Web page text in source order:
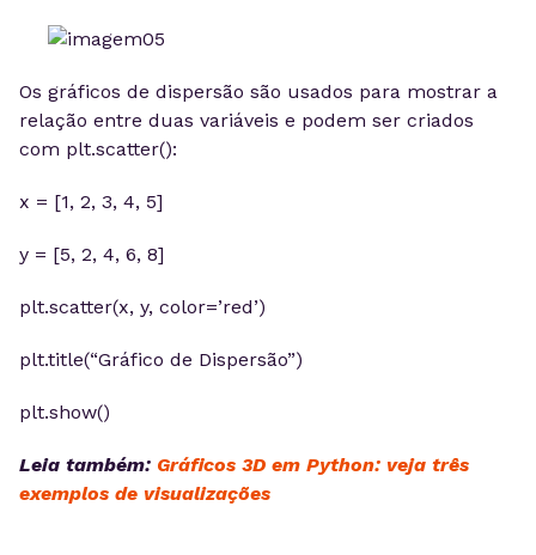
Os gráficos de dispersão são usados para mostrar a
relação entre duas variáveis e podem ser criados
com plt.scatter():
x = [1, 2, 3, 4, 5]
y = [5, 2, 4, 6, 8]
plt.scatter(x, y, color=’red’)
plt.title(“Gráfico de Dispersão”)
plt.show()
Leia também: Gráficos 3D em Python: veja três
exemplos de visualizações